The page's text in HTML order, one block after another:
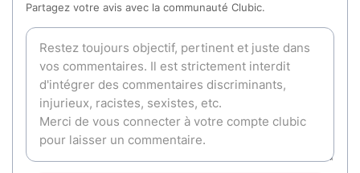
Partagez votre avis avec la communauté Clubic.